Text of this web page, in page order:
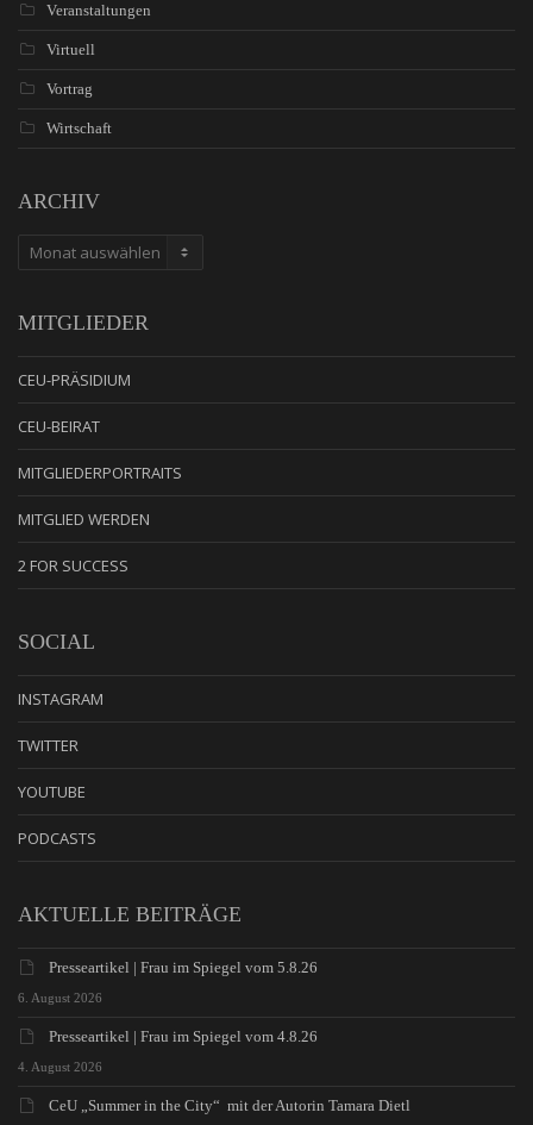
Veranstaltungen
Virtuell
Vortrag
Wirtschaft
ARCHIV
ARCHIV
MITGLIEDER
CEU-PRÄSIDIUM
CEU-BEIRAT
MITGLIEDERPORTRAITS
MITGLIED WERDEN
2 FOR SUCCESS
SOCIAL
INSTAGRAM
TWITTER
YOUTUBE
PODCASTS
AKTUELLE BEITRÄGE
Presseartikel | Frau im Spiegel vom 5.8.26
6. August 2026
Presseartikel | Frau im Spiegel vom 4.8.26
4. August 2026
CeU „Summer in the City“ mit der Autorin Tamara Dietl